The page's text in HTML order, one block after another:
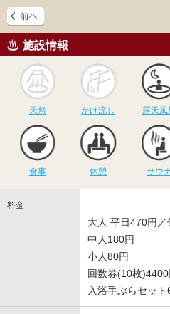
施設情報
天然
かけ流し
かけ流し 露天風
食事 休憩 サウ
料金
大人 平日470円
中人180円
小人80円
回数券(10枚)4400
入浴手ぶらセッ